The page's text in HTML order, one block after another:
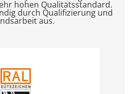
hohen Qualitätsstandard.
durch Qualifizierung und
aus.